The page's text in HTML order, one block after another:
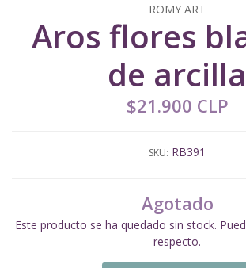
ROMY ART
Aros flores
de arcilla
$21.900 CLP
SKU: RB391
Agotado
Este producto se ha quedado sin stock.
respecto.